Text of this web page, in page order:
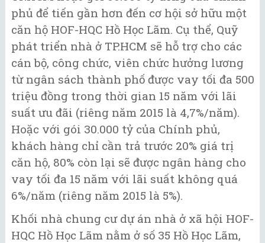
phủ để tiến gần hơn đến cơ hội sở hữu một
căn hộ HOF-HQC Hồ Học Lãm. Cụ thể, Quỹ
phát triển nhà ở TP.HCM sẽ hỗ trợ cho các
cán bộ, công chức, viên chức hưởng lương
từ ngân sách thành phố được vay tối đa 500
triệu đồng trong thời gian 15 năm với lãi
suất ưu đãi (riêng năm 2015 là 4,7%/năm).
Hoặc với gói 30.000 tỷ của Chính phủ,
khách hàng chỉ cần trả trước 20% giá trị
căn hộ, 80% còn lại sẽ được ngân hàng cho
vay tối đa 15 năm với lãi suất không quá
6%/năm (riêng năm 2015 là 5%).
Khối nhà chung cư dự án nhà ở xã hội HOF-
HQC Hồ Học Lãm nằm ở số 35 Hồ Học Lãm,